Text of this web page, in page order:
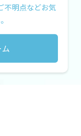
不明点などお気